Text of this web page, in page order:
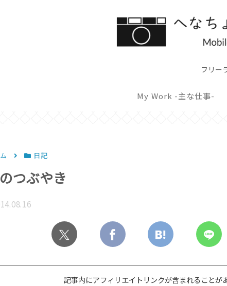
フリー
My Work -主な仕事-
日記
つぶやき
記事内にアフィリエイトリンクが含まれることが